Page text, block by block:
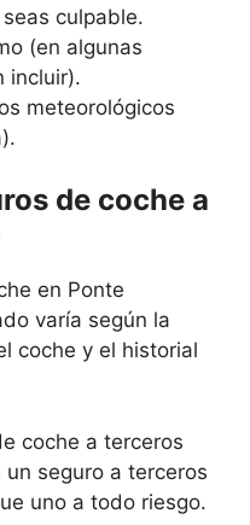
culpable.
(en algunas
incluir).
meteorológicos
de coche a
en Ponte
varía según la
coche y el historial
coche a terceros
seguro a terceros
uno a todo riesgo.